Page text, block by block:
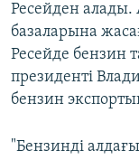
Ресейден алады.
базаларына
Ресейде бензин
президенті
бензин
"Бензинді